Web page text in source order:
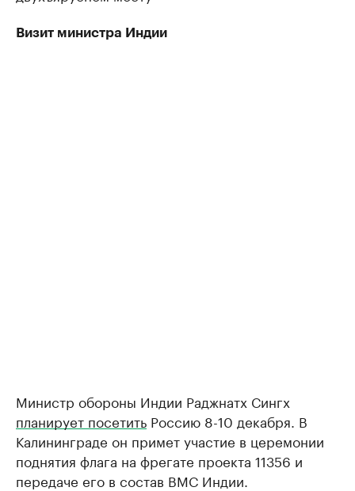
Визит министра Индии
Министр обороны Индии Раджнатх Сингх
планирует посетить Россию 8-10 декабря. В
Калининграде он примет участие в церемонии
поднятия флага на фрегате проекта 11356 и
передаче его в состав ВМС Индии.